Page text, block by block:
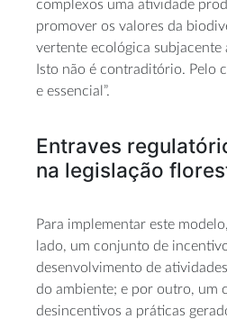
complexos uma atividade
promover os valores da
vertente ecológica subjacente
Isto não é contraditório. Pelo
e essencial”.
Entraves
na legislação
Para implementar este
lado, um conjunto de
desenvolvimento de
do ambiente; e por outro, um
desincentivos a práticas